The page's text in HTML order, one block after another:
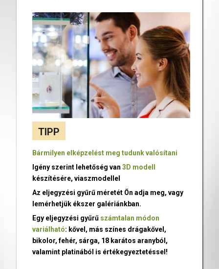
TIPP
Bármilyen elképzelést meg tudunk valósítani
Igény szerint lehetőség van 3D modell
készítésére, viaszmodellel
Az eljegyzési gyűrű méretét Ön adja meg, vagy
lemérhetjük ékszer galériánkban.
Egy eljegyzési gyűrű számtalan módon
variálható: kővel, más színes drágakővel,
bikolor, fehér, sárga, 18 karátos aranyból,
valamint platinából is értékegyeztetéssel!